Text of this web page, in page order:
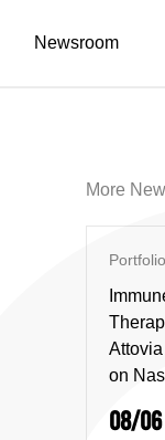
Newsroom
More
on
08/06